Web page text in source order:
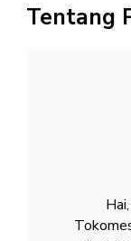
Tentang